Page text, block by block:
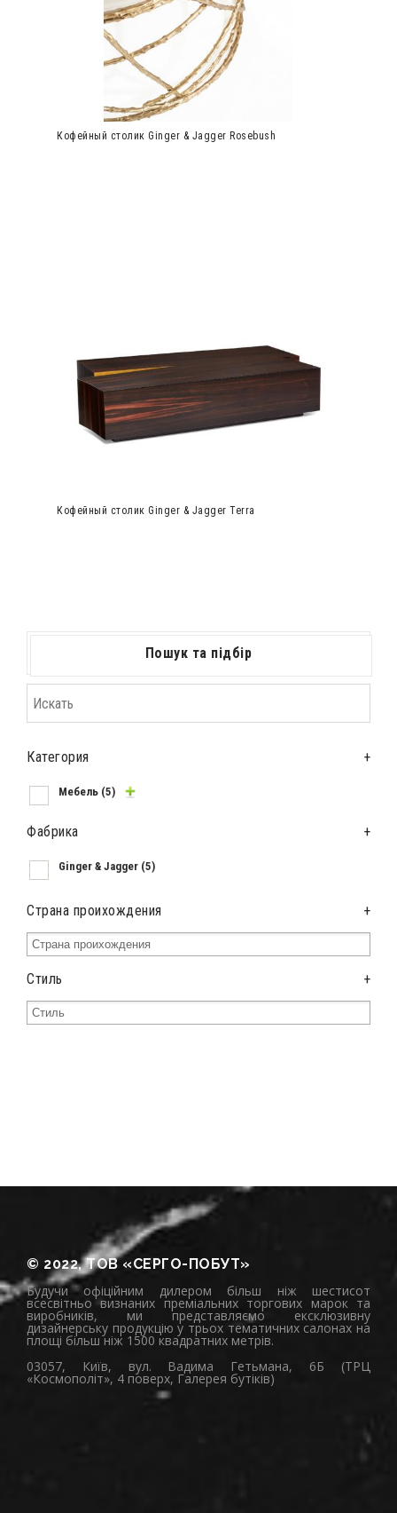
Кофейный столик Ginger & Jagger Rosebush
Кофейный столик Ginger & Jagger Terra
Пошук та підбір
Категория +
Мебель (5)
Фабрика +
Ginger & Jagger (5)
Страна проихождения +
Стиль +
© 2022, ТОВ «СЕРГО-ПОБУТ»
Будучи офіційним дилером більш ніж шестисот
всесвітньо визнаних преміальних торгових марок та
виробників, ми представляємо ексклюзивну
дизайнерську продукцію у трьох тематичних салонах на
площі більш ніж 1500 квадратних метрів.
03057, Київ, вул. Вадима Гетьмана, 6Б (ТРЦ
«Космополіт», 4 поверх, Галерея бутіків)